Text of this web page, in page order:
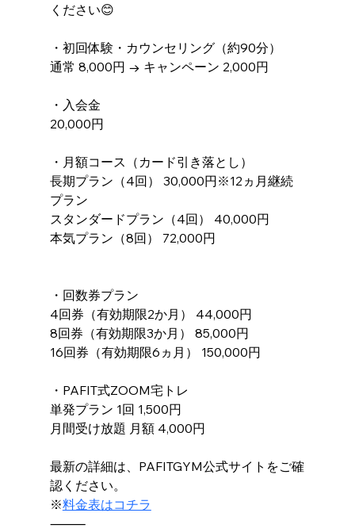
ください😊
・初回体験・カウンセリング（約90分）
通常 8,000円 → キャンペーン 2,000円
・入会金
20,000円
・月額コース（カード引き落とし）
長期プラン（4回） 30,000円※12ヵ月継続
プラン
スタンダードプラン（4回） 40,000円
本気プラン（8回） 72,000円
・回数券プラン
4回券（有効期限2か月） 44,000円
8回券（有効期限3か月） 85,000円
16回券（有効期限6ヵ月） 150,000円
・PAFIT式ZOOM宅トレ
単発プラン 1回 1,500円
月間受け放題 月額 4,000円
最新の詳細は、PAFITGYM公式サイトをご確
認ください。
※料金表はコチラ
⸻